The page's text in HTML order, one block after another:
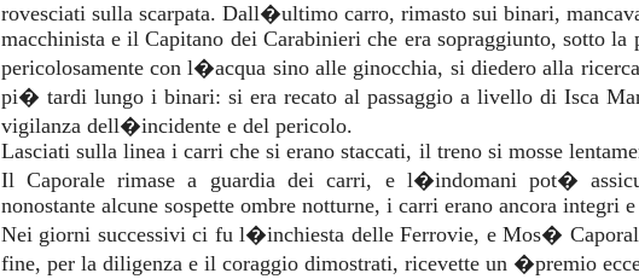
rovesciati sulla scarpata. Dall�ultimo carro, rimasto sui binari,
macchinista e il Capitano dei Carabinieri che era sopraggiunto, sotto la
pericolosamente con l�acqua sino alle ginocchia, si diedero alla
pi� tardi lungo i binari: si era recato al passaggio a livello di Isca
vigilanza dell�incidente e del pericolo.
Lasciati sulla linea i carri che si erano staccati, il treno si mosse
Il Caporale rimase a guardia dei carri, e l�indomani pot�
nonostante alcune sospette ombre notturne, i carri erano ancora
Nei giorni successivi ci fu l�inchiesta delle Ferrovie, e Mos�
fine, per la diligenza e il coraggio dimostrati, ricevette un �premio